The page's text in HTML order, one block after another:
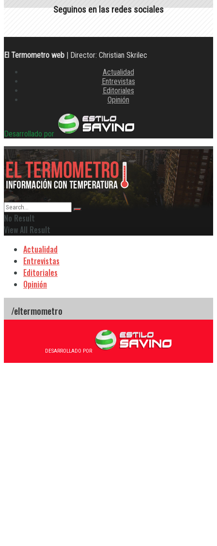
Seguinos en las redes sociales
El Termometro web | Director: Christian Skrilec
Actualidad
Entrevistas
Editoriales
Opinión
Desarrollado por
No Result
View All Result
Actualidad
Entrevistas
Editoriales
Opinión
DESARROLLADO POR